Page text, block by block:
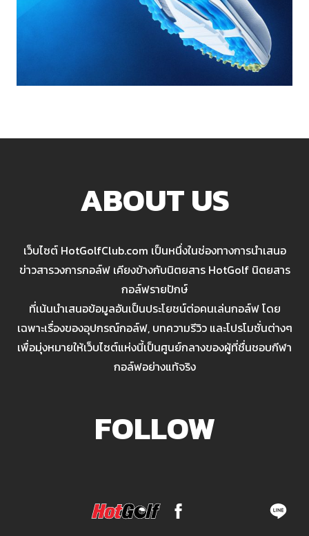
ABOUT US
เว็บไซต์ HotGolfClub.com เป็นหนึ่งในช่องทางการนำเสนอ
ข่าวสารวงการกอล์ฟ เคียงข้างกับนิตยสาร HotGolf นิตยสาร
กอล์ฟรายปักษ์
ที่เน้นนำเสนอข้อมูลอันเป็นประโยชน์ต่อคนเล่นกอล์ฟ โดย
เฉพาะเรื่องของอุปกรณ์กอล์ฟ, บทความรีวิว และโปรโมชั่นต่างๆ
เพื่อมุ่งหมายให้เว็บไซต์แห่งนี้เป็นศูนย์กลางของผู้ที่ชื่นชอบกีฬา
กอล์ฟอย่างแท้จริง
FOLLOW